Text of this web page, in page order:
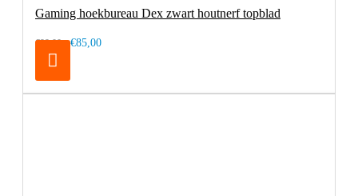
Gaming hoekbureau Dex zwart houtnerf topblad
€99,00 €85,00